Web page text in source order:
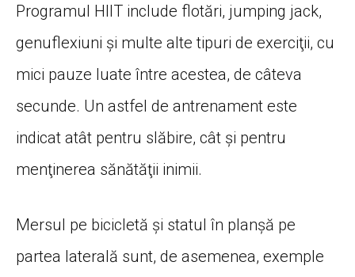
Programul HIIT include flotări, jumping jack,
genuflexiuni şi multe alte tipuri de exerciţii, cu
mici pauze luate între acestea, de câteva
secunde. Un astfel de antrenament este
indicat atât pentru slăbire, cât şi pentru
menţinerea sănătăţii inimii.
Mersul pe bicicletă şi statul în planşă pe
partea laterală sunt, de asemenea, exemple